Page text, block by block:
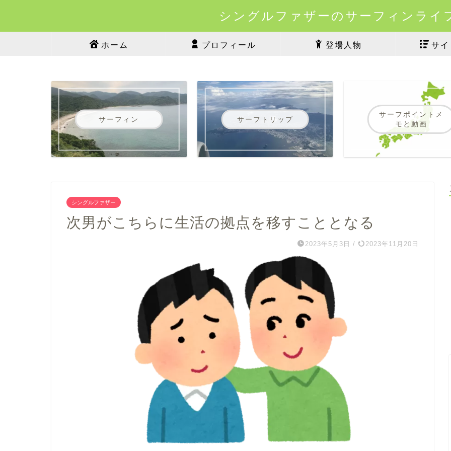
シングルファザーのサーフィンライ
ホーム プロフィール 登場人物 サ
サーフィン サーフトリップ
サーフポイントメ
モと動画
シングルファザー
次男がこちらに生活の拠点を移すこととなる
2023年5月3日 / 2023年11月20日